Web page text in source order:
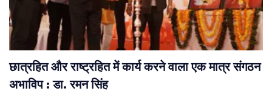
छात्रहित और राष्ट्रहित में कार्य करने वाला एक मात्र संगठन
अभाविप : डा. रमन सिंह